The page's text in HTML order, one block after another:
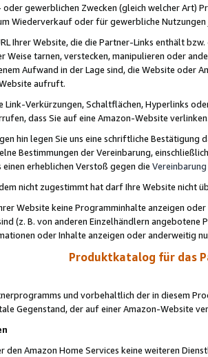
gewerblichen Zwecken (gleich welcher Art)
Wiederverkauf oder für gewerbliche
Ihrer Website, die die Partner-Links enthält
Weise tarnen, verstecken, manipulieren oder
Aufwand in der Lage sind, die Website oder
aufruft.
Link-Verkürzungen, Schaltflächen, Hyperlinks
dass Sie auf eine Amazon-Website
hin legen Sie uns eine schriftliche
Bestimmungen der Vereinbarung,
erheblichen Verstoß gegen die Vereinbarung
nicht zugestimmt hat darf Ihre Website nicht
Website keine Programminhalte anzeigen
(z. B. von anderen Einzelhändlern
oder Inhalte anzeigen oder anderweitig
Produktkatalog für das
und vorbehaltlich der in diesem
Gegenstand, der auf einer Amazon-Website
den Amazon Home Services keine weiteren